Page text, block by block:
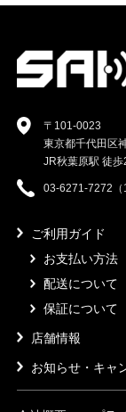
〒101-0023
東京都千代田区
JR秋葉原駅 徒
03-6271-7272（
ご利用ガイド
お支払い方法
配送について
保証について
店舗情報
お知らせ・キャ